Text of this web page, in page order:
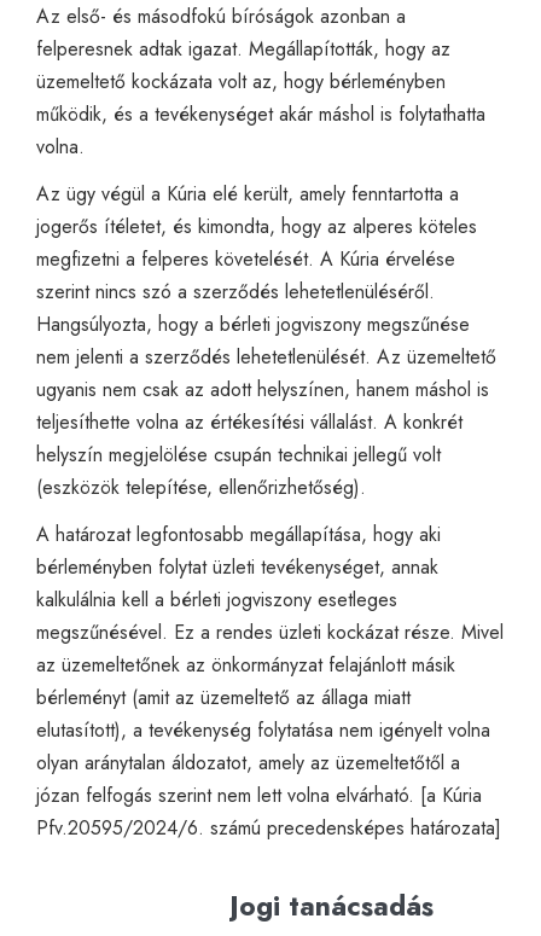
Az első- és másodfokú bíróságok azonban a
felperesnek adtak igazat. Megállapították, hogy az
üzemeltető kockázata volt az, hogy bérleményben
működik, és a tevékenységet akár máshol is folytathatta
volna.
Az ügy végül a Kúria elé került, amely fenntartotta a
jogerős ítéletet, és kimondta, hogy az alperes köteles
megfizetni a felperes követelését. A Kúria érvelése
szerint nincs szó a szerződés lehetetlenüléséről.
Hangsúlyozta, hogy a bérleti jogviszony megszűnése
nem jelenti a szerződés lehetetlenülését. Az üzemeltető
ugyanis nem csak az adott helyszínen, hanem máshol is
teljesíthette volna az értékesítési vállalást. A konkrét
helyszín megjelölése csupán technikai jellegű volt
(eszközök telepítése, ellenőrizhetőség).
A határozat legfontosabb megállapítása, hogy aki
bérleményben folytat üzleti tevékenységet, annak
kalkulálnia kell a bérleti jogviszony esetleges
megszűnésével. Ez a rendes üzleti kockázat része. Mivel
az üzemeltetőnek az önkormányzat felajánlott másik
bérleményt (amit az üzemeltető az állaga miatt
elutasított), a tevékenység folytatása nem igényelt volna
olyan aránytalan áldozatot, amely az üzemeltetőtől a
józan felfogás szerint nem lett volna elvárható. [a Kúria
Pfv.20595/2024/6. számú precedensképes határozata]
Jogi tanácsadás